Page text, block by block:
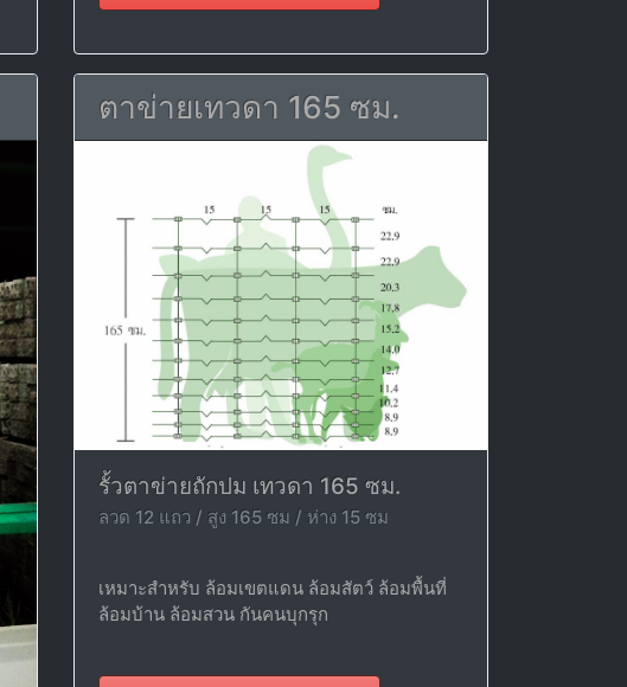
ตาข่ายเทวดา 165 ซม.
รั้วตาข่ายถักปม เทวดา 165 ซม.
ลวด 12 แถว / สูง 165 ซม / ห่าง 15 ซม
เหมาะสำหรับ ล้อมเขตแดน ล้อมสัตว์ ล้อมพื้นที่
ล้อมบ้าน ล้อมสวน กันคนบุกรุก